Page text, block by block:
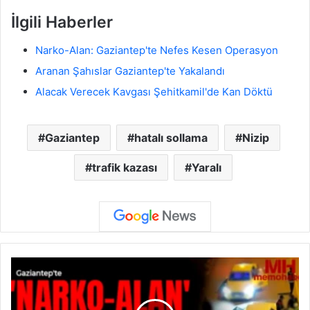
İlgili Haberler
Narko-Alan: Gaziantep'te Nefes Kesen Operasyon
Aranan Şahıslar Gaziantep'te Yakalandı
Alacak Verecek Kavgası Şehitkamil'de Kan Döktü
Gaziantep hatalı sollama Nizip
trafik kazası Yaralı
a
r